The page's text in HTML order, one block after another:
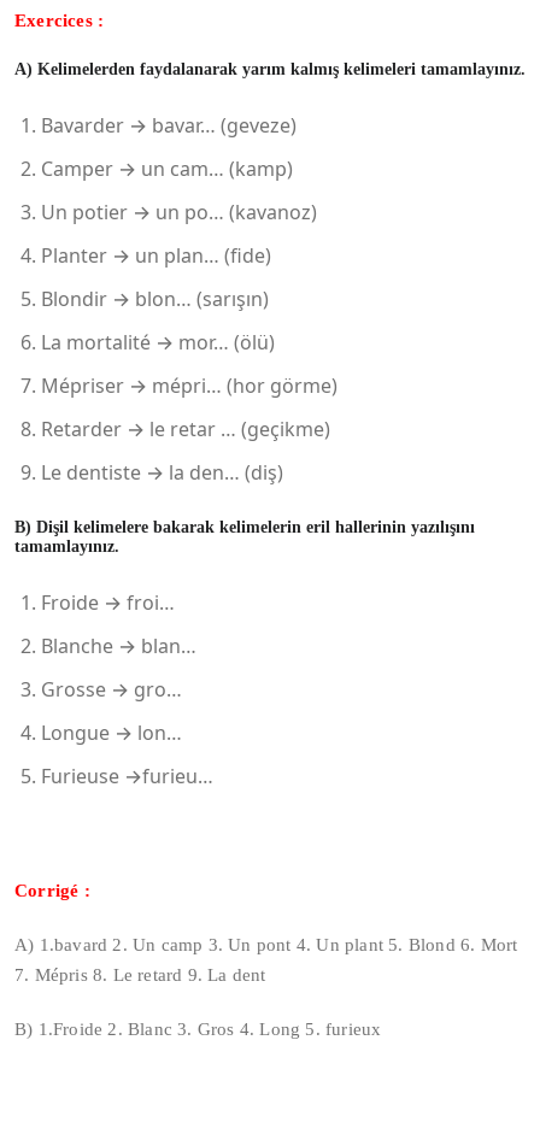
Exercices :
A) Kelimelerden faydalanarak yarım kalmış kelimeleri tamamlayınız.
Bavarder → bavar… (geveze)
Camper → un cam… (kamp)
Un potier → un po… (kavanoz)
Planter → un plan… (fide)
Blondir → blon… (sarışın)
La mortalité → mor… (ölü)
Mépriser → mépri… (hor görme)
Retarder → le retar … (geçikme)
Le dentiste → la den… (diş)
B) Dişil kelimelere bakarak kelimelerin eril hallerinin yazılışını
tamamlayınız.
Froide → froi…
Blanche → blan…
Grosse → gro…
Longue → lon…
Furieuse →furieu…
Corrigé :
A) 1.bavard 2. Un camp 3. Un pont 4. Un plant 5. Blond 6. Mort
7. Mépris 8. Le retard 9. La dent
B) 1.Froide 2. Blanc 3. Gros 4. Long 5. furieux